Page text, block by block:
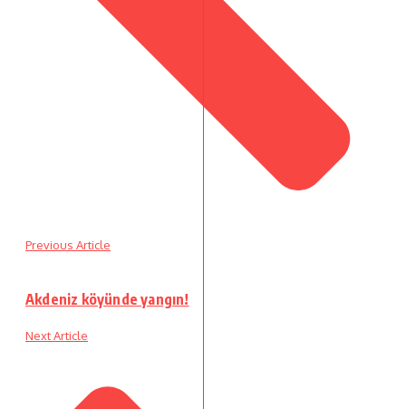
Previous Article
Akdeniz köyünde yangın!
Next Article